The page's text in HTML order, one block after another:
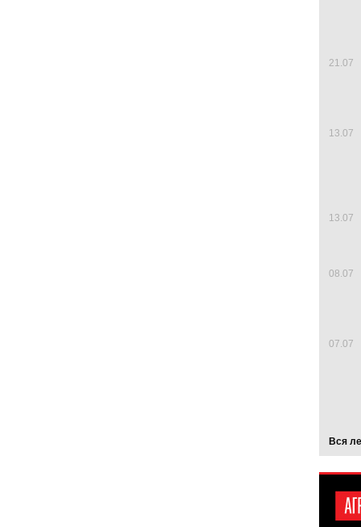
21.07
13.07
13.07
08.07
07.07
Вся